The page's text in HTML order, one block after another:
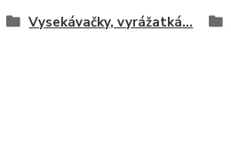
Vysekávačky, vyrážatká...